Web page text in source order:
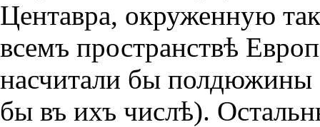
Центавра, окруженную
всемъ пространствѣ
насчитали бы полдюжины
бы въ ихъ числѣ).